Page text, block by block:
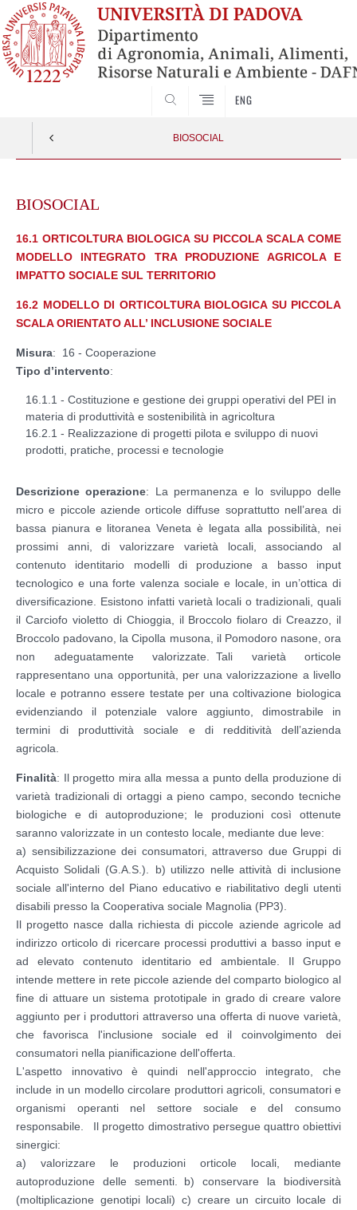
ENG
BIOSOCIAL
contentBIOSOCIAL
16.1 ORTICOLTURA BIOLOGICA SU PICCOLA SCALA COME
MODELLO INTEGRATO TRA PRODUZIONE AGRICOLA E
IMPATTO SOCIALE SUL TERRITORIO
16.2 MODELLO DI ORTICOLTURA BIOLOGICA SU PICCOLA
SCALA ORIENTATO ALL’ INCLUSIONE SOCIALE
Misura: 16 - Cooperazione
Tipo d’intervento:
16.1.1 - Costituzione e gestione dei gruppi operativi del PEI in
materia di produttività e sostenibilità in agricoltura
16.2.1 - Realizzazione di progetti pilota e sviluppo di nuovi
prodotti, pratiche, processi e tecnologie
Descrizione operazione: La permanenza e lo sviluppo delle
micro e piccole aziende orticole diffuse soprattutto nell’area di
bassa pianura e litoranea Veneta è legata alla possibilità, nei
prossimi anni, di valorizzare varietà locali, associando al
contenuto identitario modelli di produzione a basso input
tecnologico e una forte valenza sociale e locale, in un’ottica di
diversificazione. Esistono infatti varietà locali o tradizionali, quali
il Carciofo violetto di Chioggia, il Broccolo fiolaro di Creazzo, il
Broccolo padovano, la Cipolla musona, il Pomodoro nasone, ora
non adeguatamente valorizzate. Tali varietà orticole
rappresentano una opportunità, per una valorizzazione a livello
locale e potranno essere testate per una coltivazione biologica
evidenziando il potenziale valore aggiunto, dimostrabile in
termini di produttività sociale e di redditività dell’azienda
agricola.
Finalità: Il progetto mira alla messa a punto della produzione di
varietà tradizionali di ortaggi a pieno campo, secondo tecniche
biologiche e di autoproduzione; le produzioni così ottenute
saranno valorizzate in un contesto locale, mediante due leve:
a) sensibilizzazione dei consumatori, attraverso due Gruppi di
Acquisto Solidali (G.A.S.). b) utilizzo nelle attività di inclusione
sociale all'interno del Piano educativo e riabilitativo degli utenti
disabili presso la Cooperativa sociale Magnolia (PP3).
Il progetto nasce dalla richiesta di piccole aziende agricole ad
indirizzo orticolo di ricercare processi produttivi a basso input e
ad elevato contenuto identitario ed ambientale. Il Gruppo
intende mettere in rete piccole aziende del comparto biologico al
fine di attuare un sistema prototipale in grado di creare valore
aggiunto per i produttori attraverso una offerta di nuove varietà,
che favorisca l'inclusione sociale ed il coinvolgimento dei
consumatori nella pianificazione dell'offerta.
L'aspetto innovativo è quindi nell'approccio integrato, che
include in un modello circolare produttori agricoli, consumatori e
organismi operanti nel settore sociale e del consumo
responsabile. Il progetto dimostrativo persegue quattro obiettivi
sinergici:
a) valorizzare le produzioni orticole locali, mediante
autoproduzione delle sementi. b) conservare la biodiversità
(moltiplicazione genotipi locali) c) creare un circuito locale di